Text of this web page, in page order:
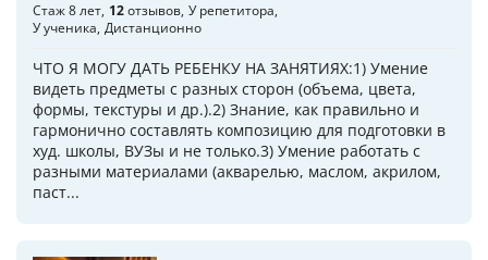
Стаж 8 лет 12отзывов У репетитора
У ученика Дистанционно
ЧТО Я МОГУ ДАТЬ РЕБЕНКУ НА ЗАНЯТИЯХ:1) Умение
видеть предметы с разных сторон (объема, цвета,
формы, текстуры и др.).2) Знание, как правильно и
гармонично составлять композицию для подготовки в
худ. школы, ВУЗы и не только.3) Умение работать с
разными материалами (акварелью, маслом, акрилом,
паст...